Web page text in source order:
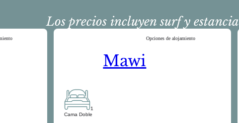
Los precios incluyen surf y estancia
Mawi
Opciones de alojamiento
1
Cama Doble